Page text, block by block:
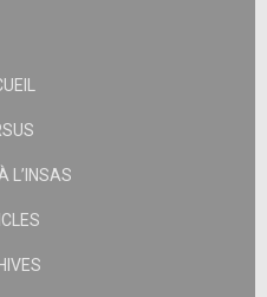
L’INSAS